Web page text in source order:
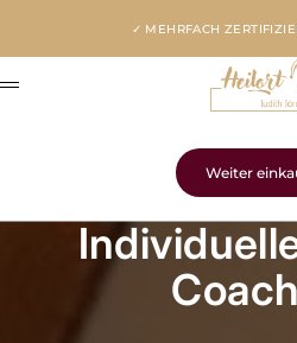
✓ MEHRFACH
Menü
Weiter